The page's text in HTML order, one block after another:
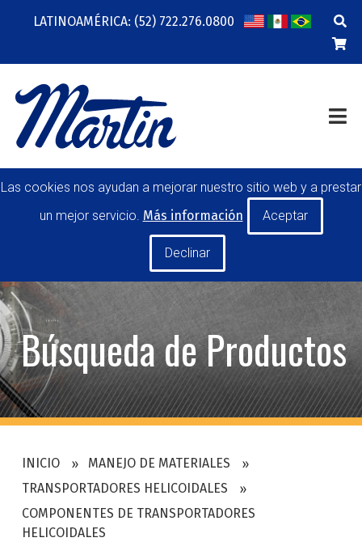
LATINOAMÉRICA: (52) 722.276.0800
RECURSOS
ENTRENAMIENTO EN LÍNEA
CONTACTO
TRANSMISIÓN DE POTENCIA
MANEJO DE MATERIALES
TRANSPORTADORA
HERRAMIENTAS DE MANO
FABRICACIONES ESPECIALES
MI CUENTA
CARRERA PROFESIONAL
SOLICITAR UNA COTIZACIÓN
Las cookies nos ayudan a mejorar nuestro sitio web y a prestar
un mejor servicio. Más información
Búsqueda de Productos
INICIO
MANEJO DE MATERIALES
TRANSPORTADORES HELICOIDALES
COMPONENTES DE TRANSPORTADORES
HELICOIDALES